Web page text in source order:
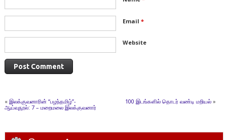
Email *
Website
« இலக்குவனாரின் “பழந்தமிழ்”-
ஆய்வுநூல்: 7 – மறைமலை இலக்குவனார்
100 இடங்களில் தொடர் வண்டி மறியல் »